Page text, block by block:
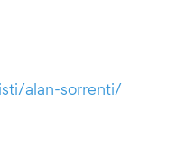
alan-sorrenti/